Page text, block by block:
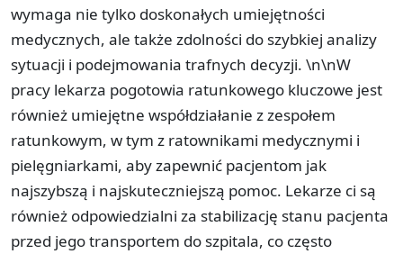
wymaga nie tylko doskonałych umiejętności
medycznych, ale także zdolności do szybkiej analizy
sytuacji i podejmowania trafnych decyzji. \n\nW
pracy lekarza pogotowia ratunkowego kluczowe jest
również umiejętne współdziałanie z zespołem
ratunkowym, w tym z ratownikami medycznymi i
pielęgniarkami, aby zapewnić pacjentom jak
najszybszą i najskuteczniejszą pomoc. Lekarze ci są
również odpowiedzialni za stabilizację stanu pacjenta
przed jego transportem do szpitala, co często